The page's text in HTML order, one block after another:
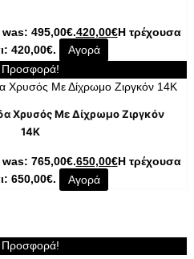
495,00€.420,00€Η τρέχουσα
420,00€.
Αγορά
Προσφορά!
Χρυσός Με Δίχρωμο Ζιργκόν
14K
765,00€.650,00€Η τρέχουσα
650,00€.
Αγορά
Προσφορά!